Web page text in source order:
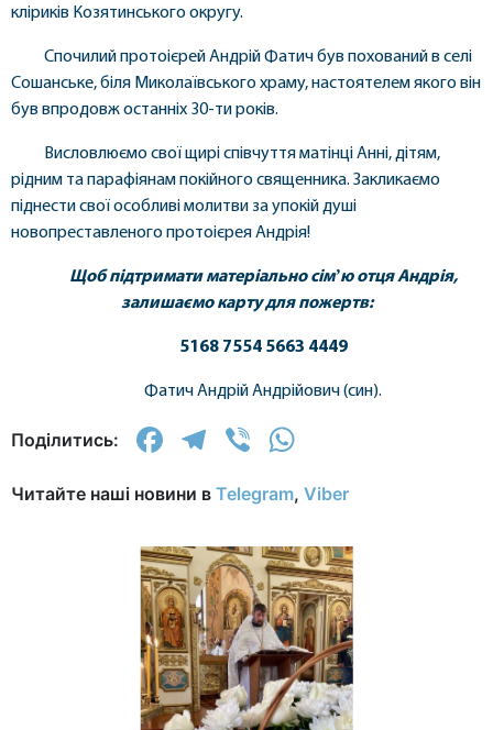
кліриків Козятинського округу.
Спочилий протоієрей Андрій Фатич був похований в селі
Сошанське, біля Миколаївського храму, настоятелем якого він
був впродовж останніх 30-ти років.
Висловлюємо свої щирі співчуття матінці Анні, дітям,
рідним та парафіянам покійного священника. Закликаємо
піднести свої особливі молитви за упокій душі
новопреставленого протоієрея Андрія!
Щоб підтримати матеріально сімʼю отця Андрія,
залишаємо карту для пожертв:
5168 7554 5663 4449
Фатич Андрій Андрійович (син).
Поділитись: Facebook
Telegram
Viber
Читайте наші новини в Telegram, Viber